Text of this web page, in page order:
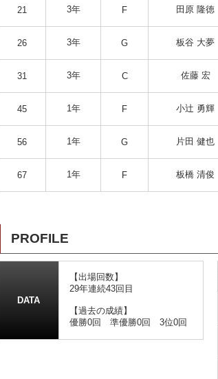
21 3年 F 田原 隆徳
26 3年 G 板谷 大夢
31 3年 C 佐藤 宏
45 1年 F 小辻 勇輝
56 1年 G 片田 健也
67 1年 F 板橋 清俊
PROFILE
DATA
【出場回数】
29年連続43回目
【過去の成績】
優勝0回 準優勝0回 3位0回